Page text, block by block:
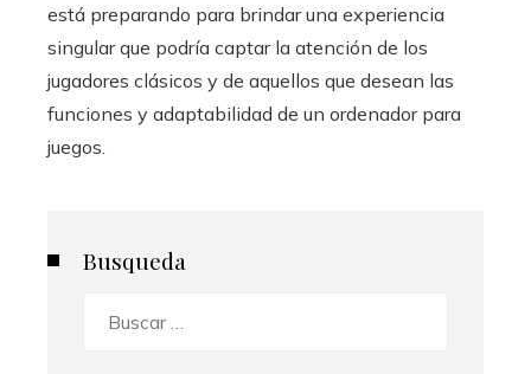
está preparando para brindar una experiencia
singular que podría captar la atención de los
jugadores clásicos y de aquellos que desean las
funciones y adaptabilidad de un ordenador para
juegos.
Busqueda